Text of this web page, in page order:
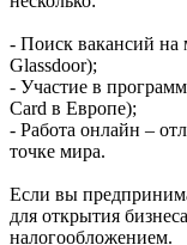
- Поиск вакансий на
Glassdoor);
- Участие в
Card в Европе);
- Работа онлайн –
точке мира.
Если вы
для открытия
налогообложением.